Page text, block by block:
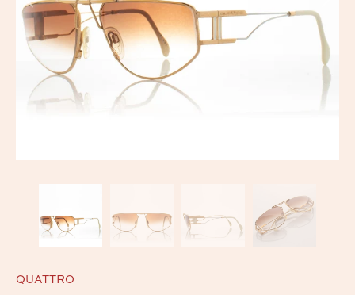
QUATTRO